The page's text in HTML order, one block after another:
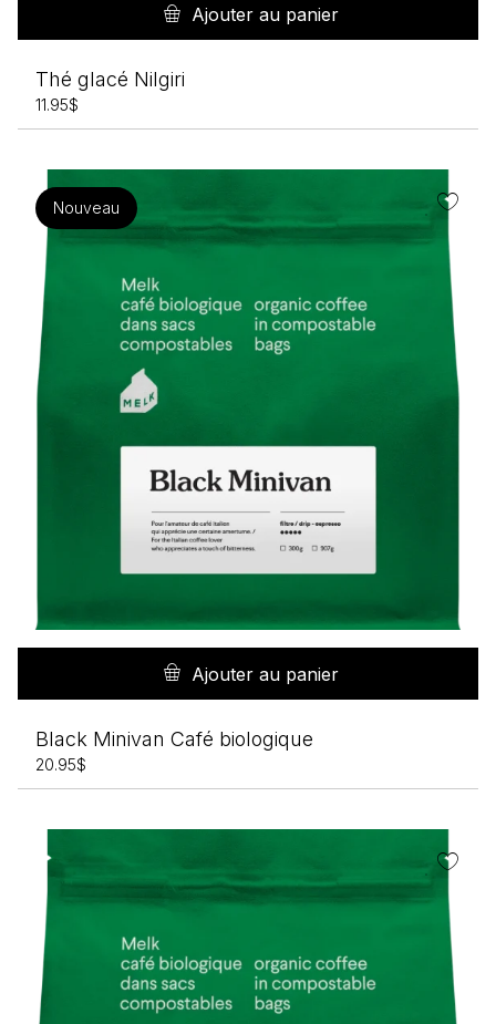
Ajouter au panier
Thé glacé Nilgiri
11.95$
Nouveau
Ajouter au panier
Black Minivan Café biologique
20.95$